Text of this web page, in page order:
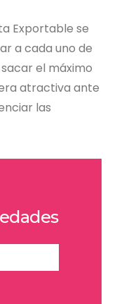
Exportable se
a cada uno de
el máximo
atractiva ante
las